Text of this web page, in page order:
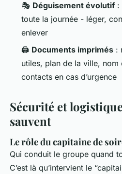
🎭 Déguisement évolutif :
toute la journée - léger,
enlever
🖨️ Documents imprimés :
utiles, plan de la ville,
contacts en cas d’urgence
Sécurité et
sauvent
Le rôle du capitaine de
Qui conduit le groupe quand
C’est là qu’intervient le